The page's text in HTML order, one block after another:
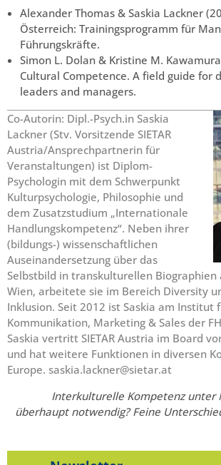
Alexander Thomas & Saskia Lackner
Österreich: Trainingsprogramm für
Führungskräfte.
Simon L. Dolan & Kristine M.
Cultural Competence. A field guide for
leaders and managers.
Co-Autorin: Dipl.-Psych.in Saskia
Lackner (Stv. Vorsitzende SIETAR
Austria/Ansprechpartnerin für
Veranstaltungen) ist Diplom-
Psychologin mit dem Schwerpunkt
Kulturpsychologie, Philosophie und
dem Zusatzstudium „Internationale
Handlungskompetenz“. Neben ihrer
(bildungs-) wissenschaftlichen
Auseinandersetzung über das
Selbstbild in transkulturellen
Wien, arbeitete sie im Bereich Diversity
Inklusion. Seit 2012 ist Saskia am Institut
Kommunikation, Marketing & Sales der
Saskia vertritt SIETAR Austria im Board
und hat weitere Funktionen in diversen
Europe. saskia.lackner@sietar.at
Interkulturelle Kompetenz unter
überhaupt notwendig? Feine